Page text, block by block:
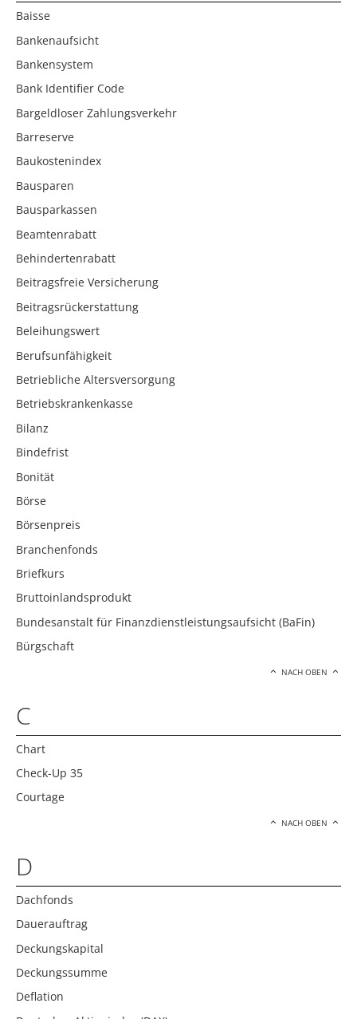
Baisse
Bankenaufsicht
Bankensystem
Bank Identifier Code
Bargeldloser Zahlungsverkehr
Barreserve
Baukostenindex
Bausparen
Bausparkassen
Beamtenrabatt
Behindertenrabatt
Beitragsfreie Versicherung
Beitragsrückerstattung
Beleihungswert
Berufsunfähigkeit
Betriebliche Altersversorgung
Betriebskrankenkasse
Bilanz
Bindefrist
Bonität
Börse
Börsenpreis
Branchenfonds
Briefkurs
Bruttoinlandsprodukt
Bundesanstalt für Finanzdienstleistungsaufsicht (BaFin)
Bürgschaft
NACH OBEN
C
Chart
Check-Up 35
Courtage
NACH OBEN
D
Dachfonds
Dauerauftrag
Deckungskapital
Deckungssumme
Deflation